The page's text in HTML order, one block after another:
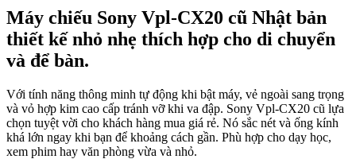
Máy chiếu Sony Vpl-CX20 cũ Nhật bản
thiết kế nhỏ nhẹ thích hợp cho di chuyển
và để bàn.
Với tính năng thông minh tự động khi bật máy, vẻ ngoài sang trọng
và vỏ hợp kim cao cấp tránh vỡ khi va đập. Sony Vpl-CX20 cũ lựa
chọn tuyệt vời cho khách hàng mua giá rẻ. Nó sắc nét và ống kính
khá lớn ngay khi bạn để khoảng cách gần. Phù hợp cho dạy học,
xem phim hay văn phòng vừa và nhỏ.